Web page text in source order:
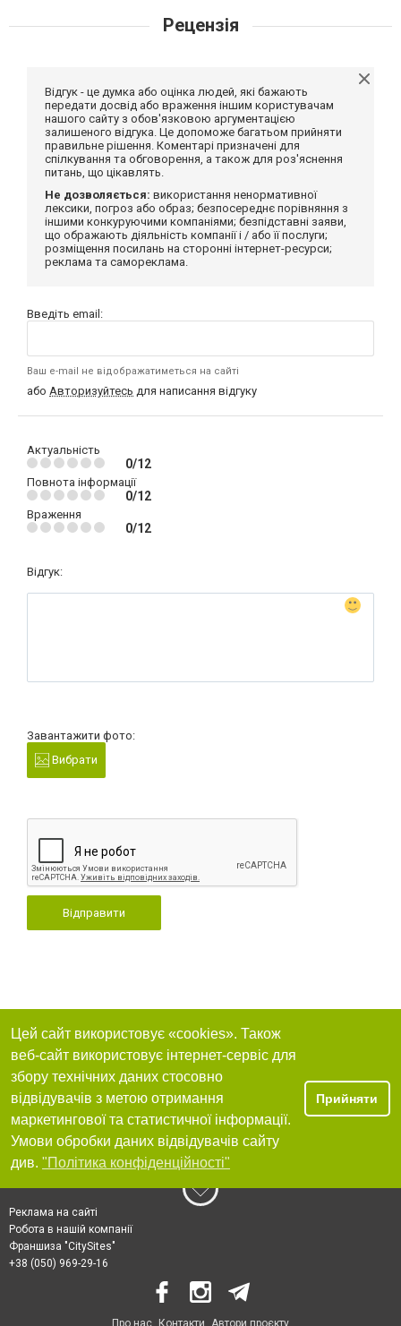
Рецензія
Відгук - це думка або оцінка людей, які бажають
передати досвід або враження іншим користувачам
нашого сайту з обов'язковою аргументацією
залишеного відгука. Це допоможе багатьом прийняти
правильне рішення. Коментарі призначені для
спілкування та обговорення, а також для роз'яснення
питань, що цікавлять.
Не дозволяється: використання ненормативної
лексики, погроз або образ; безпосереднє порівняння з
іншими конкуруючими компаніями; безпідставні заяви,
що ображають діяльність компанії і / або її послуги;
розміщення посилань на сторонні інтернет-ресурси;
реклама та самореклама.
Введіть email:
Ваш e-mail не відображатиметься на сайті
або Авторизуйтесь для написання відгуку
Актуальність
0/12
Повнота інформації
0/12
Враження
0/12
Відгук:
Завантажити фото:
Вибрати
Відправити
Цей сайт використовує «cookies». Також
веб-сайт використовує інтернет-сервіс для
збору технічних даних стосовно
відвідувачів з метою отримання
маркетингової та статистичної інформації.
Умови обробки даних відвідувачів сайту
див. "Політика конфіденційності"
Прийняти
Реклама на сайті
Робота в нашій компанії
Франшиза "CitySites"
+38 (050) 969-29-16
Про нас Контакти Автори проєкту